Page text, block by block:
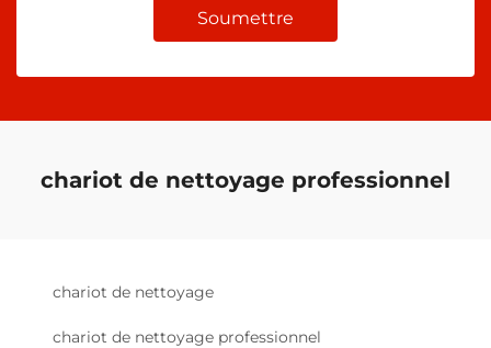
Soumettre
chariot de nettoyage professionnel
chariot de nettoyage
chariot de nettoyage professionnel